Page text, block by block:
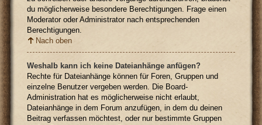
du möglicherweise besondere Berechtigungen. Frage einen
Moderator oder Administrator nach entsprechenden
Berechtigungen.
Nach oben
Weshalb kann ich keine Dateianhänge anfügen?
Rechte für Dateianhänge können für Foren, Gruppen und
einzelne Benutzer vergeben werden. Die Board-
Administration hat es möglicherweise nicht erlaubt,
Dateianhänge in dem Forum anzufügen, in dem du deinen
Beitrag verfassen möchtest, oder nur bestimmte Gruppen